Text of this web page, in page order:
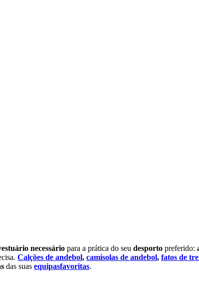
necessário para a prática do seu desporto preferido:
Calções de andebol, camisolas de andebol, fatos de
das suas equipasfavoritas.